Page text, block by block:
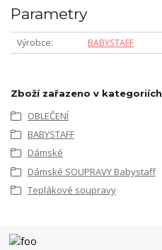
Parametry
Výrobce BABYSTAFF
Zboží zařazeno v kategoriích
OBLEČENÍ
BABYSTAFF
Dámské
Dámské SOUPRAVY Babystaff
Teplákové soupravy